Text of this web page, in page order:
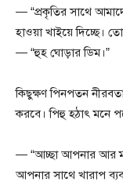
— “প্রকৃতির সাথে
হাওয়া খাইয়ে দিচ্ছে।
— “হুহ ঘোড়ার ডিম।”
কিছুক্ষণ পিনপতন
করবে। পিহু হঠাৎ মনে
— “আচ্ছা আপনার আর
আপনার সাথে খারাপ